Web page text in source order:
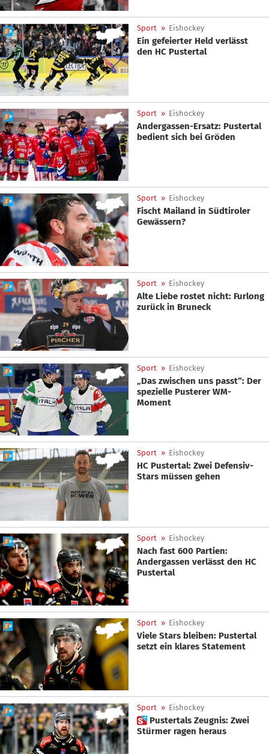
Sport » Eishockey
Ein gefeierter Held verlässt
den HC Pustertal
Sport » Eishockey
Andergassen-Ersatz: Pustertal
bedient sich bei Gröden
Sport » Eishockey
Fischt Mailand in Südtiroler
Gewässern?
Sport » Eishockey
Alte Liebe rostet nicht: Furlong
zurück in Bruneck
Sport » Eishockey
„Das zwischen uns passt“: Der
spezielle Pusterer WM-
Moment
Sport » Eishockey
HC Pustertal: Zwei Defensiv-
Stars müssen gehen
Sport » Eishockey
Nach fast 600 Partien:
Andergassen verlässt den HC
Pustertal
Sport » Eishockey
Viele Stars bleiben: Pustertal
setzt ein klares Statement
Sport » Eishockey
 Pustertals Zeugnis: Zwei
Stürmer ragen heraus